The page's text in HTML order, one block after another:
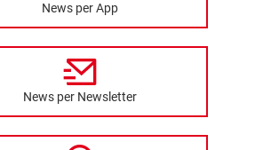
News per App
News per Newsletter